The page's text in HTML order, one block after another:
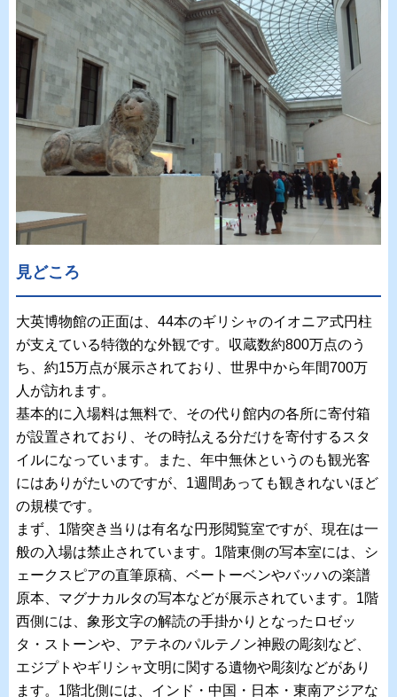
見どころ
大英博物館の正面は、44本のギリシャのイオニア式円柱
が支えている特徴的な外観です。収蔵数約800万点のう
ち、約15万点が展示されており、世界中から年間700万
人が訪れます。
基本的に入場料は無料で、その代り館内の各所に寄付箱
が設置されており、その時払える分だけを寄付するスタ
イルになっています。また、年中無休というのも観光客
にはありがたいのですが、1週間あっても観きれないほど
の規模です。
まず、1階突き当りは有名な円形閲覧室ですが、現在は一
般の入場は禁止されています。1階東側の写本室には、シ
ェークスピアの直筆原稿、ベートーベンやバッハの楽譜
原本、マグナカルタの写本などが展示されています。1階
西側には、象形文字の解読の手掛かりとなったロゼッ
タ・ストーンや、アテネのパルテノン神殿の彫刻など、
エジプトやギリシャ文明に関する遺物や彫刻などがあり
ます。1階北側には、インド・中国・日本・東南アジアな